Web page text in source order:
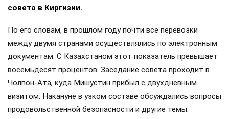
совета в Киргизии.
По его словам, в прошлом году почти все перевозки
между двумя странами осуществлялись по электронным
документам. С Казахстаном этот показатель превышает
восемьдесят процентов. Заседание совета проходит в
Чолпон-Ата, куда Мишустин прибыл с двухдневным
визитом. Накануне в узком составе обсуждались вопросы
продовольственной безопасности и другие темы.